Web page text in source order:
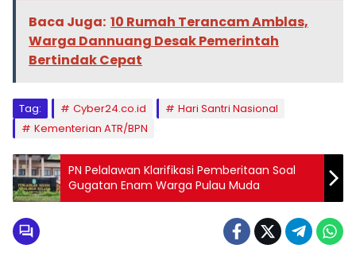
Baca Juga: 10 Rumah Terancam Amblas,
Warga Dannuang Desak Pemerintah
Bertindak Cepat
Tag: Cyber24.co.id
Hari Santri Nasional
Kementerian ATR/BPN
PN Pelalawan Klarifikasi Pemberitaan Soal
Gugatan Enam Warga Pulau Muda